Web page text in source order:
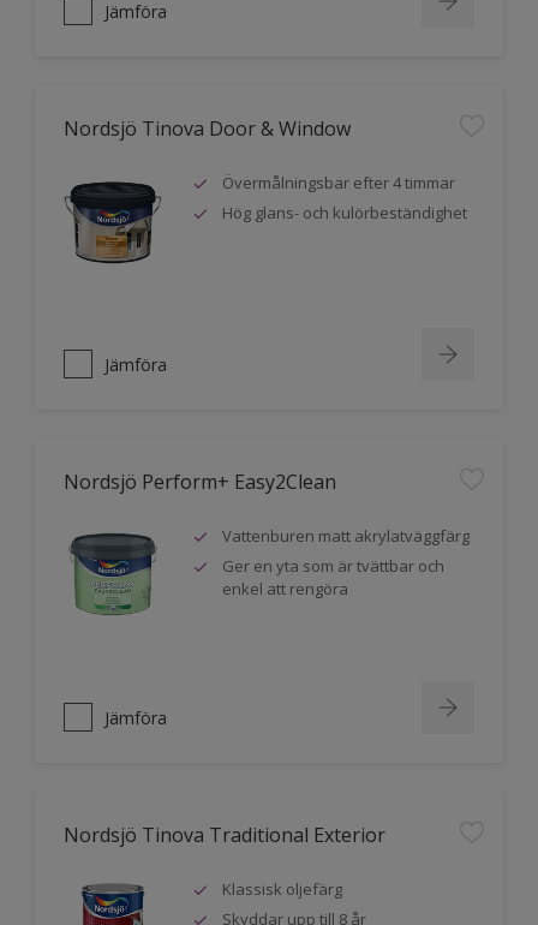
Jämföra
Nordsjö Tinova Door & Window
Övermålningsbar efter 4 timmar
Hög glans- och kulörbeständighet
Jämföra
Nordsjö Perform+ Easy2Clean
Vattenburen matt akrylatväggfärg
Ger en yta som är tvättbar och
enkel att rengöra
Jämföra
Nordsjö Tinova Traditional Exterior
Klassisk oljefärg
Skyddar upp till 8 år